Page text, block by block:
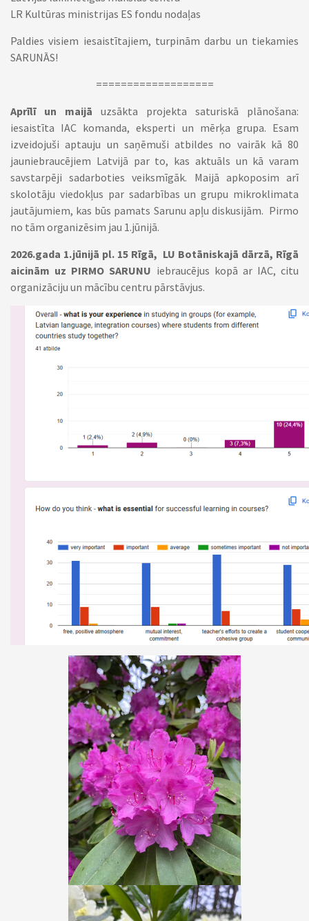
LR Kultūras ministrijas ES fondu nodaļas
Paldies visiem iesaistītajiem, turpinām darbu un tiekamies
SARUNĀS!
===================
Aprīlī un maijā uzsākta projekta saturiskā plānošana:
iesaistīta IAC komanda, eksperti un mērķa grupa. Esam
izveidojuši aptauju un saņēmuši atbildes no vairāk kā 80
jauniebraucējiem Latvijā par to, kas aktuāls un kā varam
savstarpēji sadarboties veiksmīgāk. Maijā apkoposim arī
skolotāju viedokļus par sadarbības un grupu mikroklimata
jautājumiem, kas būs pamats Sarunu apļu diskusijām. Pirmo
no tām organizēsim jau 1.jūnijā.
2026.gada 1.jūnijā pl. 15 Rīgā, LU Botāniskajā dārzā, Rīgā
aicinām uz PIRMO SARUNU iebraucējus kopā ar IAC, citu
organizāciju un mācību centru pārstāvjus.